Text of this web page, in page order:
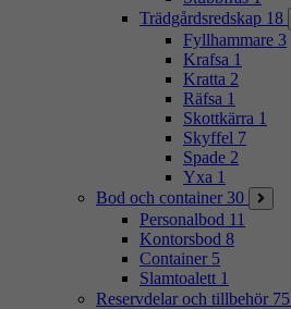
Trädgårdsredskap 18
Fyllhammare 3
Krafsa 1
Kratta 2
Räfsa 1
Skottkärra 1
Skyffel 7
Spade 2
Yxa 1
Bod och container 30
Personalbod 11
Kontorsbod 8
Container 5
Slamtoalett 1
Reservdelar och tillbehör 75